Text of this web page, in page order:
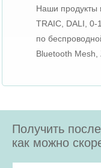
Наши продукты
TRAIC, DALI, 0-
по
Bluetooth Mesh,
Получить
как можно